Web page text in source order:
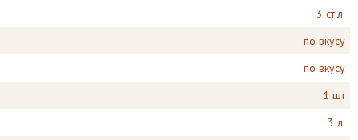
3 ст.л.
по вкусу
по вкусу
1 шт
3 л.